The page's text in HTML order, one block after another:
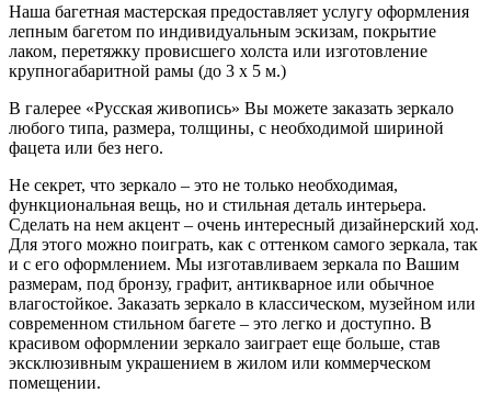
Наша багетная мастерская предоставляет услугу оформления
лепным багетом по индивидуальным эскизам, покрытие
лаком, перетяжку провисшего холста или изготовление
крупногабаритной рамы (до 3 х 5 м.)
В галерее «Русская живопись» Вы можете заказать зеркало
любого типа, размера, толщины, с необходимой шириной
фацета или без него.
Не секрет, что зеркало – это не только необходимая,
функциональная вещь, но и стильная деталь интерьера.
Сделать на нем акцент – очень интересный дизайнерский ход.
Для этого можно поиграть, как с оттенком самого зеркала, так
и с его оформлением. Мы изготавливаем зеркала по Вашим
размерам, под бронзу, графит, антикварное или обычное
влагостойкое. Заказать зеркало в классическом, музейном или
современном стильном багете – это легко и доступно. В
красивом оформлении зеркало заиграет еще больше, став
эксклюзивным украшением в жилом или коммерческом
помещении.